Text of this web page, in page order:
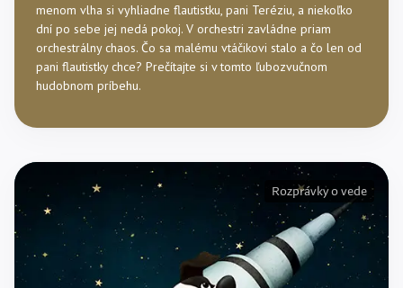
menom vlha si vyhliadne flautistku, pani Teréziu, a niekoľko
dní po sebe jej nedá pokoj. V orchestri zavládne priam
orchestrálny chaos. Čo sa malému vtáčikovi stalo a čo len od
pani flautistky chce? Prečítajte si v tomto ľubozvučnom
hudobnom príbehu.
Rozprávky o vede